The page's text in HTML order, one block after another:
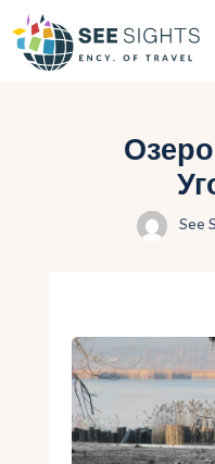
Типи Турів
Інфо
Блог
Контакти
See